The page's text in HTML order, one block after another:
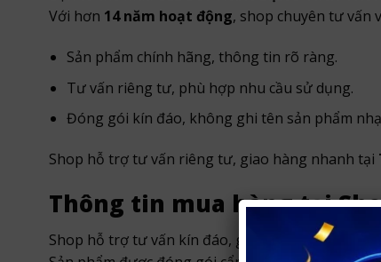
Với hơn 14 năm hoạt động, shop chuyên tư vấn
Sản phẩm chính hãng, thông tin rõ ràng.
Tư vấn riêng tư, phù hợp nhu cầu sử dụng.
Đóng gói kín đáo, không ghi tên sản phẩm
Shop hỗ trợ tư vấn riêng tư, giao hàng nhanh tại
Thông tin mua hàng tại
Shop hỗ trợ tư vấn kín đáo, giao hàng nhanh